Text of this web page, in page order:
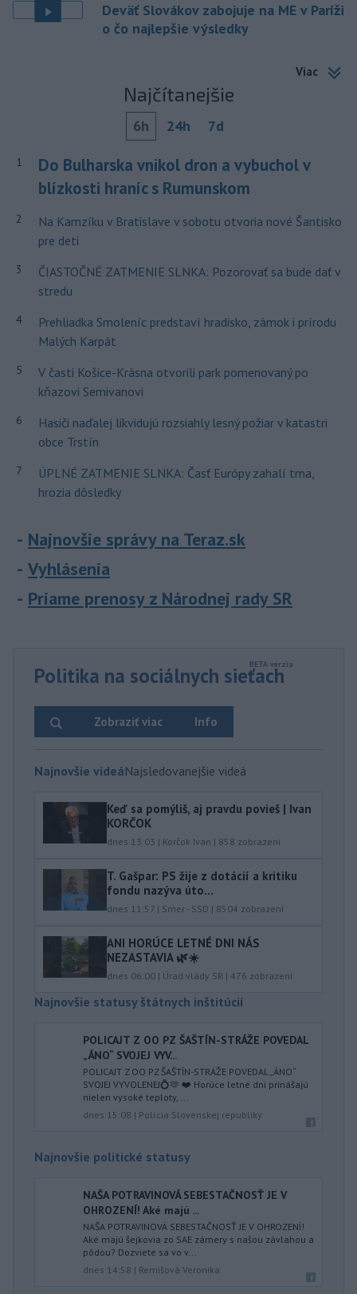
Deväť Slovákov zabojuje na ME v Paríži
o čo najlepšie výsledky
Viac
Najčítanejšie
6h 24h 7d
1
Do Bulharska vnikol dron a vybuchol v
blízkosti hraníc s Rumunskom
2
Na Kamzíku v Bratislave v sobotu otvoria nové Šantisko
pre deti
3
ČIASTOČNÉ ZATMENIE SLNKA: Pozorovať sa bude dať v
stredu
4
Prehliadka Smoleníc predstaví hradisko, zámok i prírodu
Malých Karpát
5
V časti Košice-Krásna otvorili park pomenovaný po
kňazovi Semivanovi
6
Hasiči naďalej likvidujú rozsiahly lesný požiar v katastri
obce Trstín
7
ÚPLNÉ ZATMENIE SLNKA: Časť Európy zahalí tma,
hrozia dôsledky
Najnovšie správy na Teraz.sk
Vyhlásenia
Priame prenosy z Národnej rady SR
Politika na sociálnych sieťach
Info
Zobraziť viac
Najnovšie videáNajsledovanejšie videá
Keď sa pomýliš, aj pravdu povieš | Ivan
KORČOK
dnes 13:03 | Korčok Ivan | 858 zobrazení
T. Gašpar: PS žije z dotácií a kritiku
fondu nazýva úto...
dnes 11:57 | Smer - SSD | 8504 zobrazení
ANI HORÚCE LETNÉ DNI NÁS
NEZASTAVIA 🌿☀️
dnes 06:00 | Úrad vlády SR | 476 zobrazení
Najnovšie statusy štátnych inštitúcií
POLICAJT Z OO PZ ŠAŠTÍN-STRÁŽE POVEDAL
„ÁNO“ SVOJEJ VYV...
POLICAJT Z OO PZ ŠAŠTÍN-STRÁŽE POVEDAL „ÁNO“
SVOJEJ VYVOLENEJ💍🫶 ❤️ Horúce letné dni prinášajú
nielen vysoké teploty, ...
dnes 15:08 | Polícia Slovenskej republiky
Najnovšie politické statusy
NAŠA POTRAVINOVÁ SEBESTAČNOSŤ JE V
OHROZENÍ! Aké majú ...
NAŠA POTRAVINOVÁ SEBESTAČNOSŤ JE V OHROZENÍ!
Aké majú šejkovia zo SAE zámery s našou závlahou a
pôdou? Dozviete sa vo v...
dnes 14:58 | Remišová Veronika